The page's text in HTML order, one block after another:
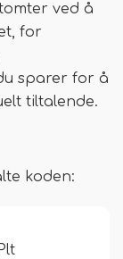
ved å
for
sparer for å
tiltalende.
koden: